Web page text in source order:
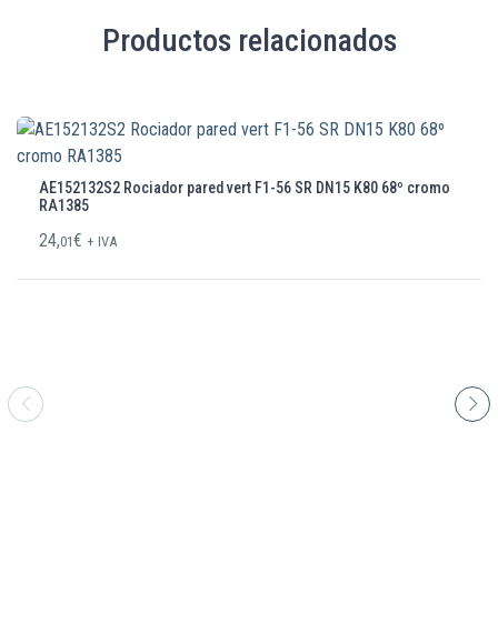
Productos relacionados
AE152132S2 Rociador pared vert F1-56 SR DN15 K80 68º cromo
RA1385
24,01€ + IVA